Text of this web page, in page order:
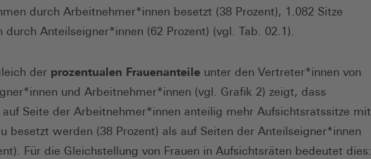
durch Arbeitnehmer*innen besetzt (38 Prozent), 1.082 Sitze
durch Anteilseigner*innen (62 Prozent) (vgl. Tab. 02.1).
der prozentualen Frauenanteile unter den Vertreter*innen von
und Arbeitnehmer*innen (vgl. Grafik 2) zeigt, dass
auf Seite der Arbeitnehmer*innen anteilig mehr Aufsichtsratssitze mit
besetzt werden (38 Prozent) als auf Seiten der Anteilseigner*innen
Für die Gleichstellung von Frauen in Aufsichtsräten bedeutet dies: